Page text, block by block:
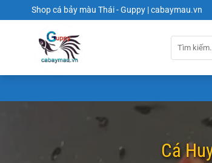
đến
Shop cá bảy màu Thái - Guppy | cabaymau.vn
Cá